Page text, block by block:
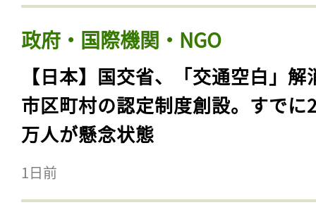
政府・国際機関・NGO
【日本】国交省、「交通空白」解
市区町村の認定制度創設。すでに
万人が懸念状態
1日前